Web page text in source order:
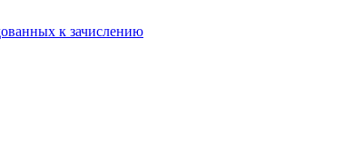
к зачислению